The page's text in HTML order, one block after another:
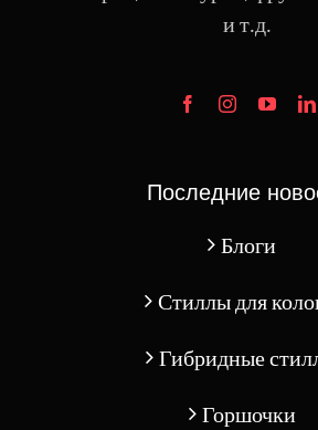
и т.д.
Последние
Блоги
Стиллы для
Гибридные
Горшочки